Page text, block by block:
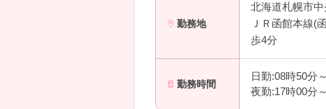
勤務地
北海道札幌市中
ＪＲ函館本線(
歩4分
勤務時間
日勤:08時50分
夜勤:17時00分